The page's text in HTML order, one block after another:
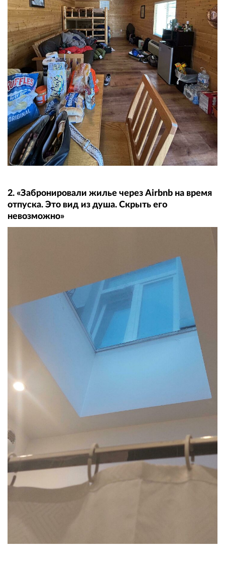
2. «Забронировали жилье через Airbnb на время
отпуска. Это вид из душа. Скрыть его
невозможно»